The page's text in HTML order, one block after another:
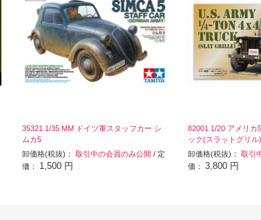
35321 1/35 MM ドイツ軍スタッフカー シ
ムカ5
卸価格(税抜)： 取引中の会員のみ公開 / 定
価： 1,500 円
82001 1/20 アメリカ
ック(スラットグリル)
卸価格(税抜)： 取引
価： 3,800 円